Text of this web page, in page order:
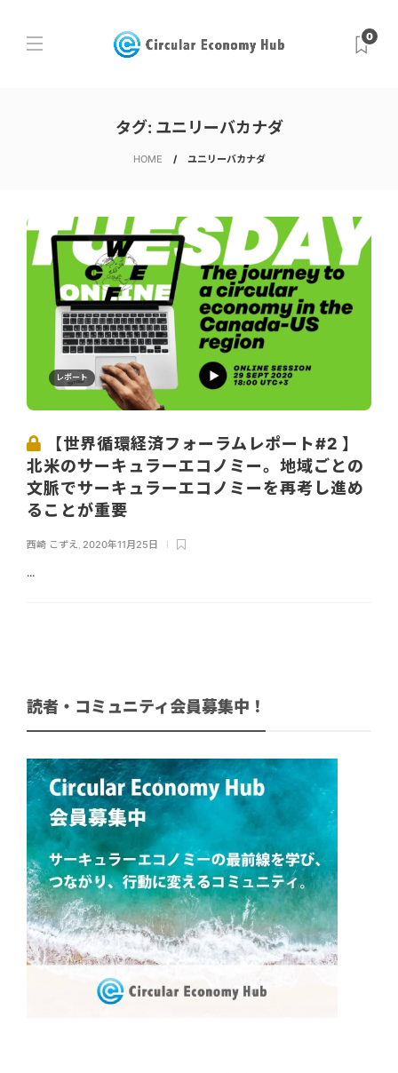
0
タグ: ユニリーバカナダ
HOME ユニリーバカナダ
レポート
【世界循環経済フォーラムレポート#2 】
北米のサーキュラーエコノミー。地域ごとの
文脈でサーキュラーエコノミーを再考し進め
ることが重要
西崎 こずえ 2020年11月25日
...
読者・コミュニティ会員募集中！